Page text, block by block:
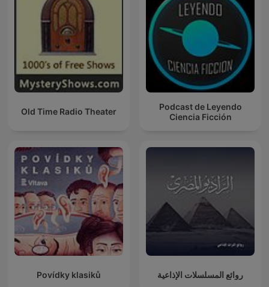
Old Time Radio Theater
Podcast de Leyendo
Ciencia Ficción
Povídky klasiků روائع المسلسلات الإذاعية